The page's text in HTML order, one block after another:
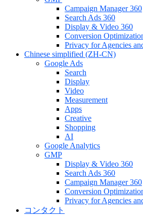
Campaign Manager 360
Search Ads 360
Display & Video 360
Conversion
Privacy for Agencies
Chinese simplified (ZH-CN)
Google Ads
Search
Display
Video
Measurement
Apps
Creative
Shopping
AI
Google Analytics
GMP
Display & Video 360
Search Ads 360
Campaign Manager 360
Conversion
Privacy for Agencies
コンタクト